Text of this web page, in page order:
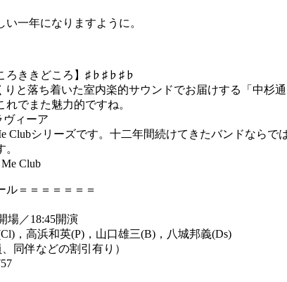
い一年になりますように。
ろききどころ】♯♭♯♭♯ ♭
りと落ち着いた室内楽的サウンドでお届けする「中杉
れでまた魅力的ですね。
ヴィーア
Clubシリーズです。十二年間続けてきたバンドならで
Club
ル＝＝＝＝＝＝＝
／18:45開演
，高浜和英(P)，山口雄三(B)，八城邦義(Ds)
同伴などの割引有り）